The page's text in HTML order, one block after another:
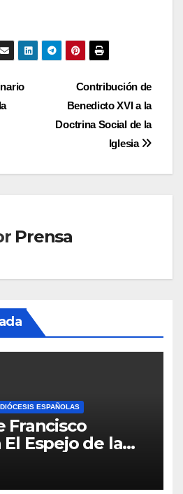
Contribución de
Benedicto XVI a la
Doctrina Social de la
Iglesia
Prensa
DIÓCESIS ESPAÑOLAS
Francisco
Espejo de la